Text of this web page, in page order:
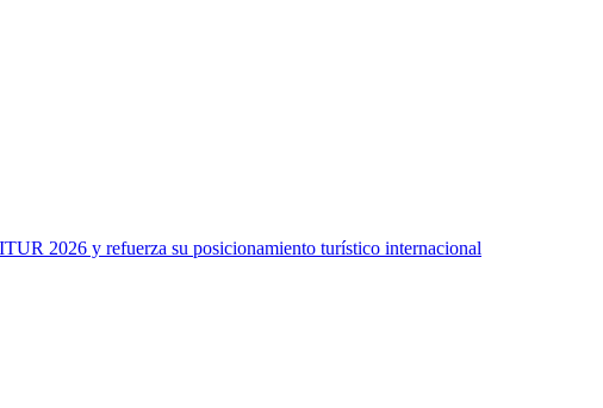
2026 y refuerza su posicionamiento turístico internacional